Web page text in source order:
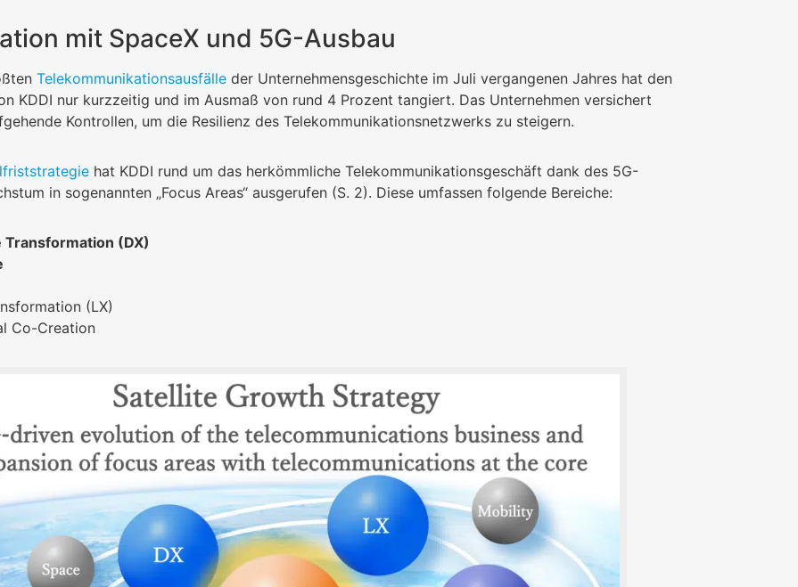
mit SpaceX und 5G-Ausbau
Telekommunikationsausfälleder Unternehmensgeschichte im Juli vergangenen Jahres hat den
KDDI nur kurzzeitig und im Ausmaß von rund 4 Prozent tangiert. Das Unternehmen versichert
Kontrollen, um die Resilienz des Telekommunikationsnetzwerks zu steigern.
hat KDDI rund um das herkömmliche Telekommunikationsgeschäft dank des 5G-
in sogenannten „Focus Areas“ ausgerufen (S. 2). Diese umfassen folgende Bereiche:
Transformation (DX)
(LX)
Co-Creation